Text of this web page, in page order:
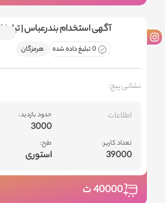
آگهی استخدام بندرعباس | تبلیغات
0 تبلیغ داده شده هرمزگان
نشانی پیج:
اطلاعات
تعداد کاربر:
39000
حدود بازدید:
3000
طرح:
استوری
40000ت